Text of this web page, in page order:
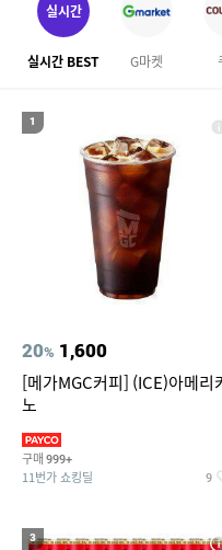
14 롯데월드 자유이용권
17 엘칸토 18 kfc
실시간
실시간 BEST G마켓
1
20% 1,600
[메가MGC커피] (ICE)아메리
노
구매 999+
11번가 쇼킹딜 9
3